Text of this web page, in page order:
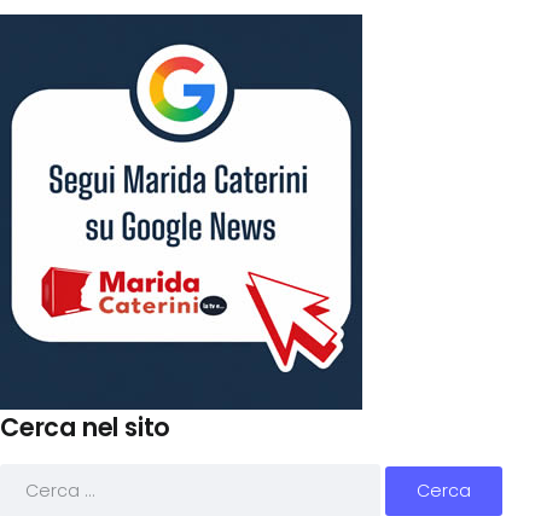
Cerca nel sito